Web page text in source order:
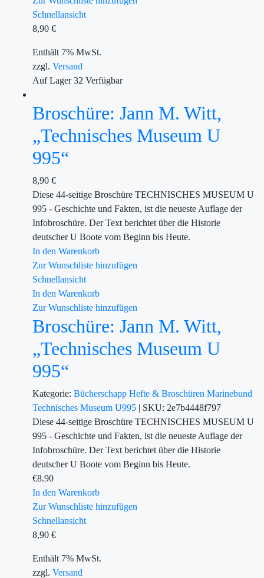
Schnellansicht
8,90 €
Enthält 7% MwSt.
zzgl. Versand
Auf Lager32 Verfügbar
Broschüre: Jann M. Witt,
„Technisches Museum U
995“
8,90 €
Diese 44-seitige Broschüre TECHNISCHES MUSEUM U
995 - Geschichte und Fakten, ist die neueste Auflage der
Infobroschüre. Der Text berichtet über die Historie
deutscher U Boote vom Beginn bis Heute.
In den Warenkorb
Zur Wunschliste hinzufügen
Schnellansicht
In den Warenkorb
Zur Wunschliste hinzufügen
Broschüre: Jann M. Witt,
„Technisches Museum U
995“
Kategorie: Bücherschapp Hefte & Broschüren Marinebund
Technisches Museum U995 | SKU: 2e7b4448f797
Diese 44-seitige Broschüre TECHNISCHES MUSEUM U
995 - Geschichte und Fakten, ist die neueste Auflage der
Infobroschüre. Der Text berichtet über die Historie
deutscher U Boote vom Beginn bis Heute.
€8.90
In den Warenkorb
Zur Wunschliste hinzufügen
Schnellansicht
8,90 €
Enthält 7% MwSt.
zzgl. Versand